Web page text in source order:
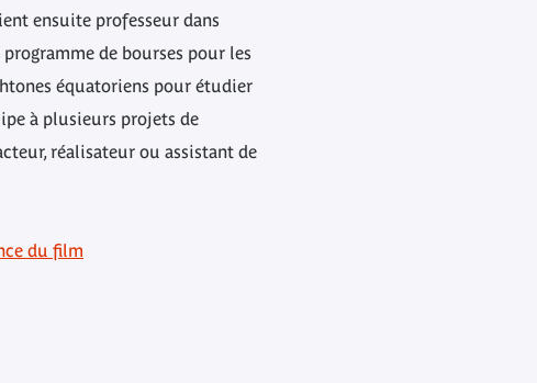
ensuite professeur dans
de bourses pour les
équatoriens pour étudier
à plusieurs projets de
réalisateur ou assistant de
du film